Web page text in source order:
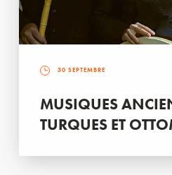
30 SEPTEMBRE
MUSIQUES
TURQUES ET